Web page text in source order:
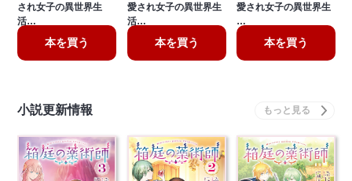
され女子の異世界生
活…
本を買う
愛され女子の異世界生
活…
本を買う
愛され女子の異世界生
…
本を買う
小説更新情報